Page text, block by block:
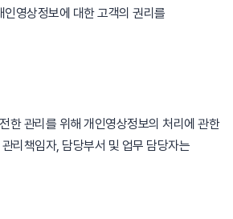
영상정보에 대한 고객의 권리를
한 관리를 위해 개인영상정보의 처리에 관한
리책임자, 담당부서 및 업무 담당자는